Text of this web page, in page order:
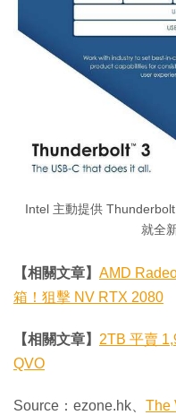
Intel 主動提供
就全
【相關文章】 AMD
箱！狙擊 NV RTX 2080
【相關文章】 2TB 平賣
QVO
Source：ezone.hk、 The